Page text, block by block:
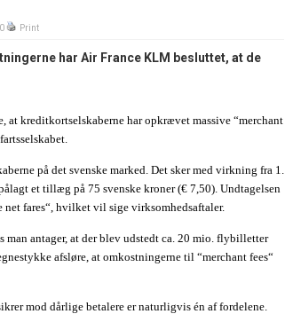
Print
har Air France KLM besluttet, at de
kreditkortselskaberne har opkrævet massive “merchant
på det svenske marked. Det sker med virkning fra 1.
et tillæg på 75 svenske kroner (€ 7,50). Undtagelsen
net fares“, hvilket vil sige virksomhedsaftaler.
antager, at der blev udstedt ca. 20 mio. flybilletter
afsløre, at omkostningerne til “merchant fees“
mod dårlige betalere er naturligvis én af fordelene.